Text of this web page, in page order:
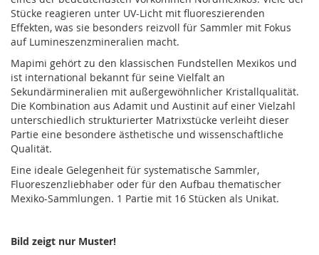
Stücke reagieren unter UV-Licht mit fluoreszierenden
Effekten, was sie besonders reizvoll für Sammler mit Fokus
auf Lumineszenzmineralien macht.
Mapimi gehört zu den klassischen Fundstellen Mexikos und
ist international bekannt für seine Vielfalt an
Sekundärmineralien mit außergewöhnlicher Kristallqualität.
Die Kombination aus Adamit und Austinit auf einer Vielzahl
unterschiedlich strukturierter Matrixstücke verleiht dieser
Partie eine besondere ästhetische und wissenschaftliche
Qualität.
Eine ideale Gelegenheit für systematische Sammler,
Fluoreszenzliebhaber oder für den Aufbau thematischer
Mexiko-Sammlungen. 1 Partie mit 16 Stücken als Unikat.
Bild zeigt nur Muster!